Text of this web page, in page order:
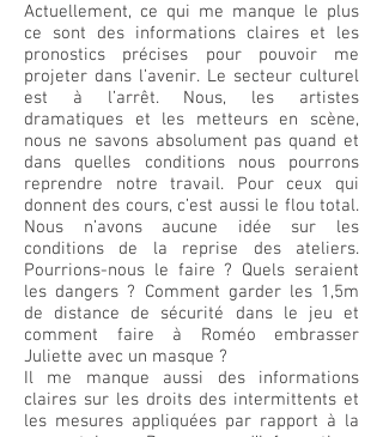
Actuellement, ce qui me manque le plus
ce sont des informations claires et les
pronostics précises pour pouvoir me
projeter dans l’avenir. Le secteur culturel
est à l’arrêt. Nous, les artistes
dramatiques et les metteurs en scène,
nous ne savons absolument pas quand et
dans quelles conditions nous pourrons
reprendre notre travail. Pour ceux qui
donnent des cours, c’est aussi le flou total.
Nous n’avons aucune idée sur les
conditions de la reprise des ateliers.
Pourrions-nous le faire ? Quels seraient
les dangers ? Comment garder les 1,5m
de distance de sécurité dans le jeu et
comment faire à Roméo embrasser
Juliette avec un masque ?
Il me manque aussi des informations
claires sur les droits des intermittents et
les mesures appliquées par rapport à la